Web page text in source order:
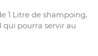
1 Litre de shampoing,
pourra servir au